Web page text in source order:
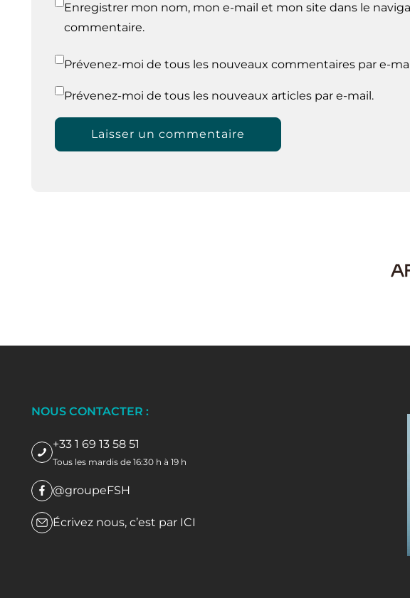
Enregistrer mon nom, mon e-mail et mon site dans le
commentaire.
Prévenez-moi de tous les nouveaux commentaires par e-
Prévenez-moi de tous les nouveaux articles par e-mail.
NOUS CONTACTER :
+33 1 69 13 58 51
Tous les mardis de 16:30 h à 19 h
@groupeFSH
Écrivez nous, c’est par ICI